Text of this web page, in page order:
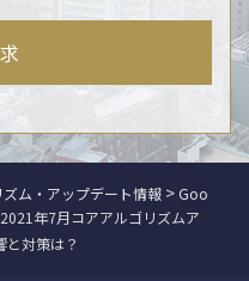
ム・アップデート情報 > Goo
2021年7月コアアルゴリズムア
と対策は？